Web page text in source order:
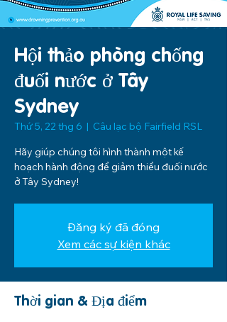
Hội thảo phòng chống
đuối nước ở Tây
Sydney
Thứ 5, 22 thg 6
  |
Câu lạc bộ Fairfield RSL
Hãy giúp chúng tôi hình thành một kế
hoạch hành động để giảm thiểu đuối nước
ở Tây Sydney!
Đăng ký đã đóng
Xem các sự kiện khác
Thời gian & Địa điểm